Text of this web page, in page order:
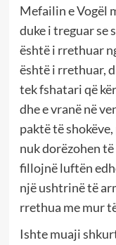
Mefailin e Vogël
duke i treguar se
është i rrethuar
është i rrethuar,
tek fshatari që
dhe e vranë në
paktë të
nuk dorëzohen
fillojnë luftën
një ushtrinë të
rrethua me mur
Ishte muaji